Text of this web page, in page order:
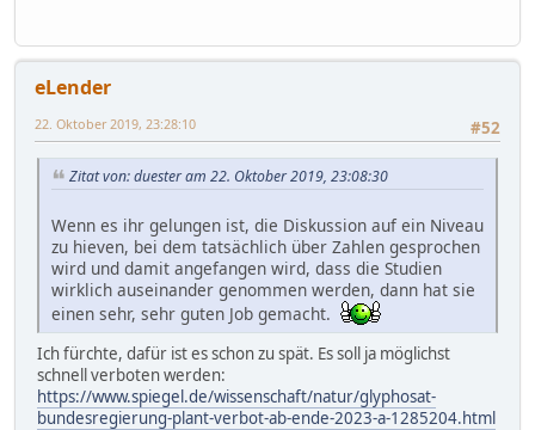
eLender
#52
22. Oktober 2019, 23:28:10
Zitat von: duester am 22. Oktober 2019, 23:08:30
Wenn es ihr gelungen ist, die Diskussion auf ein Niveau
zu hieven, bei dem tatsächlich über Zahlen gesprochen
wird und damit angefangen wird, dass die Studien
wirklich auseinander genommen werden, dann hat sie
einen sehr, sehr guten Job gemacht.
Ich fürchte, dafür ist es schon zu spät. Es soll ja möglichst
schnell verboten werden:
https://www.spiegel.de/wissenschaft/natur/glyphosat-
bundesregierung-plant-verbot-ab-ende-2023-a-1285204.html